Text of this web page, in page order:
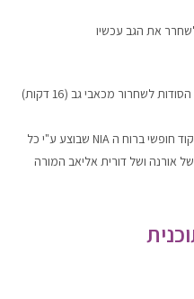
את הגב עכשיו
התרגול בעמידה עם ידיים על כסא בסדנה הסודות לשחרור מכאבי גב (16 דקות)
ההפתעה של כנס החורף האחרון היתה ריקוד חופשי ברוח ה NIA שבוצע ע"י כל
של אורנה ושל דורית אליאב המורה